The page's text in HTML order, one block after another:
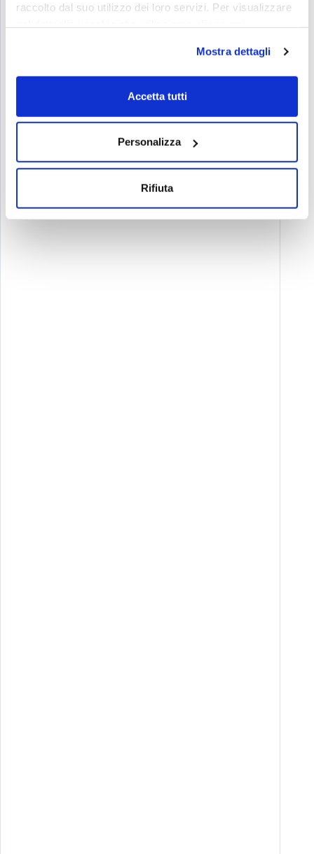
raccolto dal suo utilizzo dei loro servizi. Per visualizzare
Mostra dettagli
Accetta tutti
Personalizza
Rifiuta